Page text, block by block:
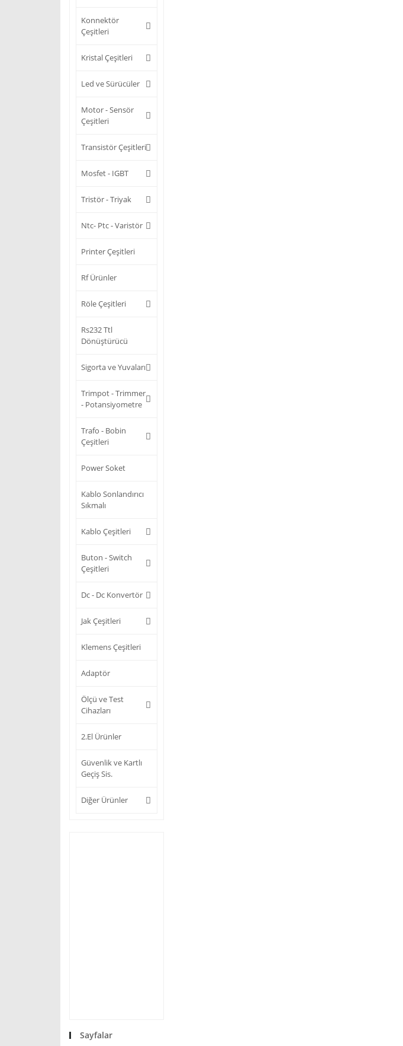
Konnektör
Çeşitleri
Kristal Çeşitleri
Led ve Sürücüler
Motor - Sensör
Çeşitleri
Transistör Çeşitleri
Mosfet - IGBT
Tristör - Triyak
Ntc- Ptc - Varistör
Printer Çeşitleri
Rf Ürünler
Röle Çeşitleri
Rs232 Ttl
Dönüştürücü
Sigorta ve Yuvaları
Trimpot - Trimmer
- Potansiyometre
Trafo - Bobin
Çeşitleri
Power Soket
Kablo Sonlandırıcı
Sıkmalı
Kablo Çeşitleri
Buton - Switch
Çeşitleri
Dc - Dc Konvertör
Jak Çeşitleri
Klemens Çeşitleri
Adaptör
Ölçü ve Test
Cihazları
2.El Ürünler
Güvenlik ve Kartlı
Geçiş Sis.
Diğer Ürünler
Sayfalar